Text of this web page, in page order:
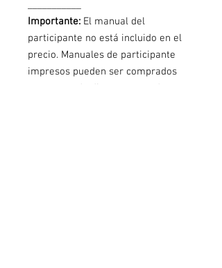
Importante: El manual del
participante no está incluido en el
precio. Manuales de participante
impresos pueden ser comprados
por separado directamente de